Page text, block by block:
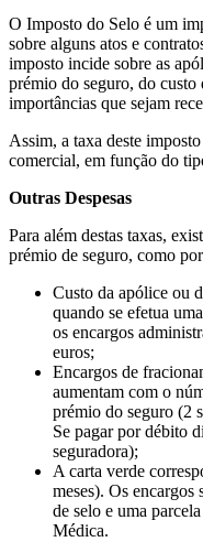
O Imposto do Selo é um
sobre alguns atos e
imposto incide sobre as
prémio do seguro, do custo
importâncias que sejam
Assim, a taxa deste
comercial, em função do
Outras Despesas
Para além destas taxas,
prémio de seguro, como
Custo da apólice ou
quando se efetua
os encargos
euros;
Encargos de
aumentam com o
prémio do seguro (2
Se pagar por débito
seguradora);
A carta verde
meses). Os
de selo e uma
Médica.